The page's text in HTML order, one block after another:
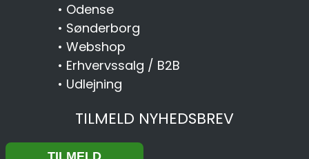
• Odense
• Sønderborg
• Webshop
• Erhvervssalg / B2B
• Udlejning
TILMELD NYHEDSBREV